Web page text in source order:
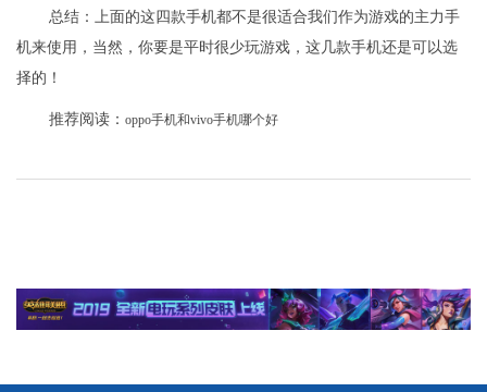
总结：上面的这四款手机都不是很适合我们作为游戏的主力手
机来使用，当然，你要是平时很少玩游戏，这几款手机还是可以选
择的！
推荐阅读： oppo手机和vivo手机哪个好